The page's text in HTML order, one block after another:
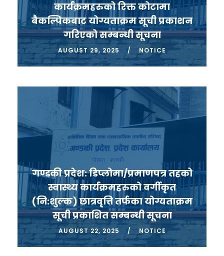
कार्यक्रमहरुको रिक्त कोटामा
बैकल्पिकबाट योग्यताक्रम सूची प्रकाशन
गरिएको सम्बन्धी सूचना
AUGUST 29, 2025 NOTICE
गण्डकी प्रदेश: डिप्लोमा/प्रमाणपत्र तहको
स्वास्थ्य कार्यक्रमहरुको वर्गीकृत
(नि:शुल्क) छात्रवृत्ति तर्फका योग्यताक्रम
सूची प्रकाशित सम्बन्धी सूचना
AUGUST 22, 2025 NOTICE